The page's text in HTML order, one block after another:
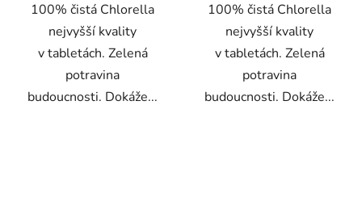
100% čistá Chlorella
nejvyšší kvality
v tabletách. Zelená
potravina
budoucnosti. Dokáže...
100% čistá Chlorella
nejvyšší kvality
v tabletách. Zelená
potravina
budoucnosti. Dokáže...